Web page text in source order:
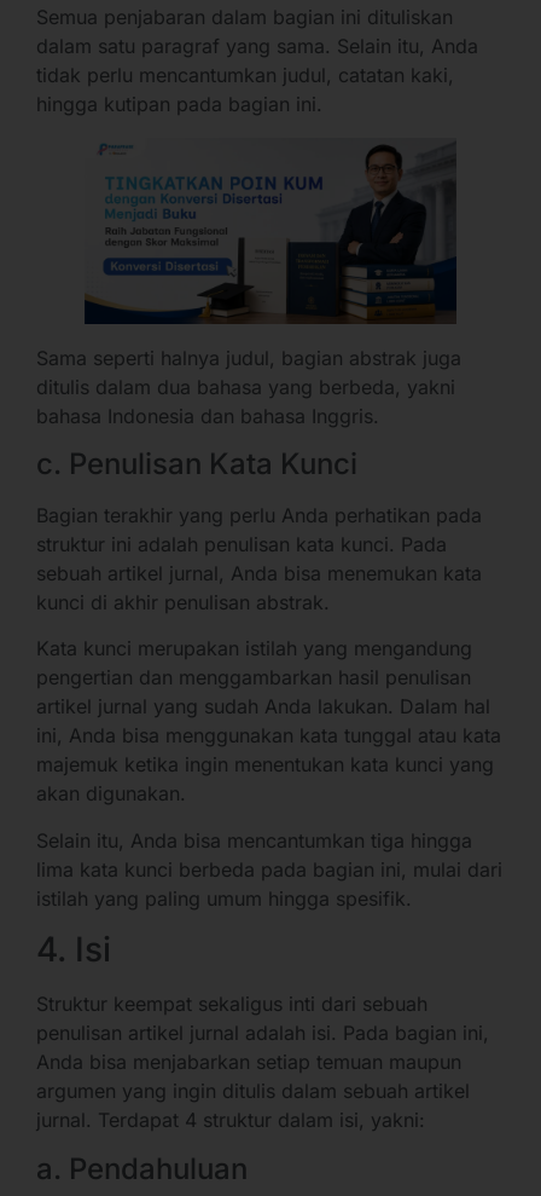
Semua penjabaran dalam bagian ini dituliskan
dalam satu paragraf yang sama. Selain itu, Anda
tidak perlu mencantumkan judul, catatan kaki,
hingga kutipan pada bagian ini.
Sama seperti halnya judul, bagian abstrak juga
ditulis dalam dua bahasa yang berbeda, yakni
bahasa Indonesia dan bahasa Inggris.
c. Penulisan Kata Kunci
Bagian terakhir yang perlu Anda perhatikan pada
struktur ini adalah penulisan kata kunci. Pada
sebuah artikel jurnal, Anda bisa menemukan kata
kunci di akhir penulisan abstrak.
Kata kunci merupakan istilah yang mengandung
pengertian dan menggambarkan hasil penulisan
artikel jurnal yang sudah Anda lakukan. Dalam hal
ini, Anda bisa menggunakan kata tunggal atau kata
majemuk ketika ingin menentukan kata kunci yang
akan digunakan.
Selain itu, Anda bisa mencantumkan tiga hingga
lima kata kunci berbeda pada bagian ini, mulai dari
istilah yang paling umum hingga spesifik.
4. Isi
Struktur keempat sekaligus inti dari sebuah
penulisan artikel jurnal adalah isi. Pada bagian ini,
Anda bisa menjabarkan setiap temuan maupun
argumen yang ingin ditulis dalam sebuah artikel
jurnal. Terdapat 4 struktur dalam isi, yakni:
a. Pendahuluan